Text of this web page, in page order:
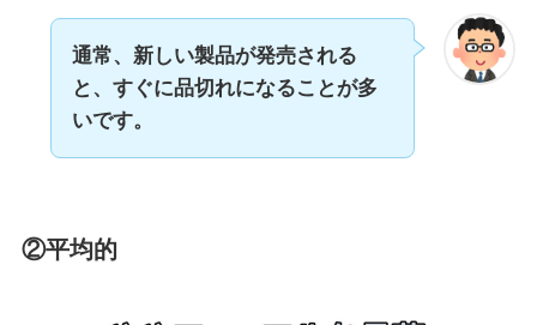
通常、新しい製品が発売される
と、すぐに品切れになることが多
いです。
②平均的